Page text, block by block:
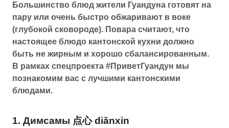
Большинство блюд жители Гуандуна готовят на
пару или очень быстро обжаривают в воке
(глубокой сковороде). Повара считают, что
настоящее блюдо кантонской кухни должно
быть не жирным и хорошо сбалансированным.
В рамках спецпроекта #ПриветГуандун мы
познакомим вас с лучшими кантонскими
блюдами.
1. Димсамы 点心 diǎnxin